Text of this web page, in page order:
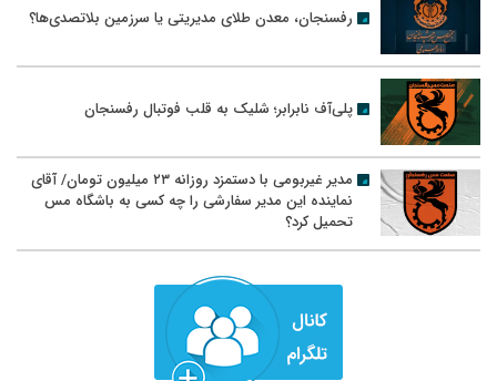
رفسنجان، معدن طلای مدیریتی یا سرزمین بلاتصدی‌ها؟
پلی‌آف نابرابر؛ شلیک به قلب فوتبال رفسنجان
مدیر غیربومی با دستمزد روزانه ۲۳ میلیون تومان/ آقای
نماینده این مدیر سفارشی را چه کسی به باشگاه مس
تحمیل کرد؟